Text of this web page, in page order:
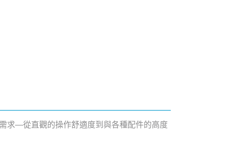
求—從直觀的操作舒適度到與各種配件的高度